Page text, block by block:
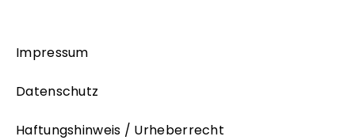
Impressum
Datenschutz
Haftungshinweis / Urheberrecht